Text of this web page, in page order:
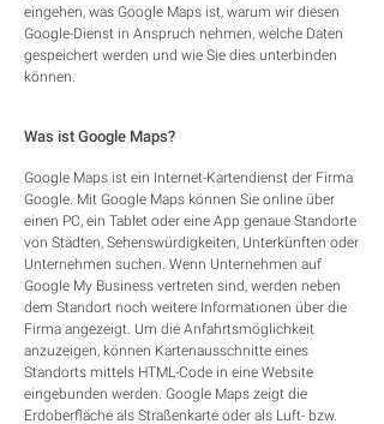
eingehen, was Google Maps ist, warum wir diesen
Google-Dienst in Anspruch nehmen, welche Daten
gespeichert werden und wie Sie dies unterbinden
können.
Was ist Google Maps?
Google Maps ist ein Internet-Kartendienst der Firma
Google. Mit Google Maps können Sie online über
einen PC, ein Tablet oder eine App genaue Standorte
von Städten, Sehenswürdigkeiten, Unterkünften oder
Unternehmen suchen. Wenn Unternehmen auf
Google My Business vertreten sind, werden neben
dem Standort noch weitere Informationen über die
Firma angezeigt. Um die Anfahrtsmöglichkeit
anzuzeigen, können Kartenausschnitte eines
Standorts mittels HTML-Code in eine Website
eingebunden werden. Google Maps zeigt die
Erdoberfläche als Straßenkarte oder als Luft- bzw.